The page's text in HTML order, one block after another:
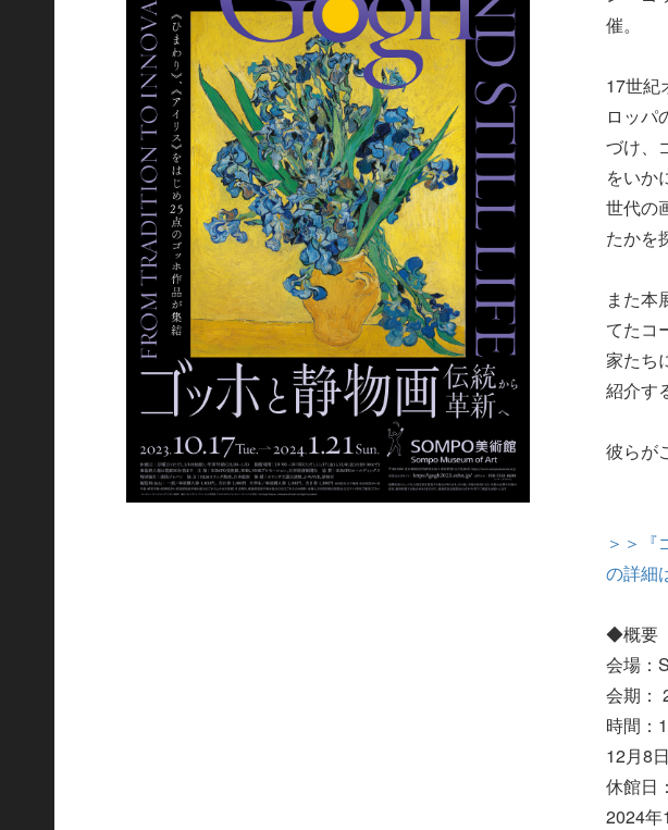
催。
17世紀
ロッパ
づけ、
をいか
世代の
たかを
また本
てたコ
家たち
紹介す
彼らが
＞＞『
の詳細
◆概要
会場：
会期：
時間：
12月8
休館日
2024年